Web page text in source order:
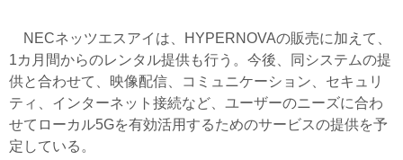
NECネッツエスアイは、HYPERNOVAの販売に加えて、
1カ月間からのレンタル提供も行う。今後、同システムの提
供と合わせて、映像配信、コミュニケーション、セキュリ
ティ、インターネット接続など、ユーザーのニーズに合わ
せてローカル5Gを有効活用するためのサービスの提供を予
定している。